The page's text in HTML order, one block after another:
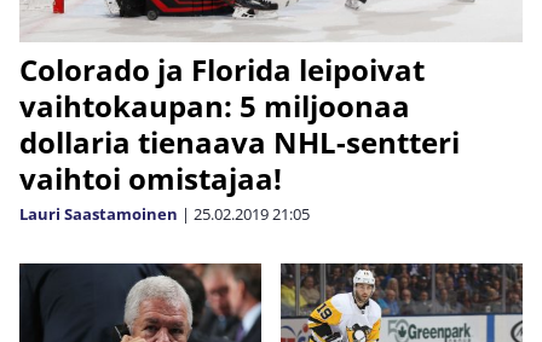
Colorado ja Florida leipoivat
vaihtokaupan: 5 miljoonaa
dollaria tienaava NHL-sentteri
vaihtoi omistajaa!
Lauri Saastamoinen | 25.02.201921:05